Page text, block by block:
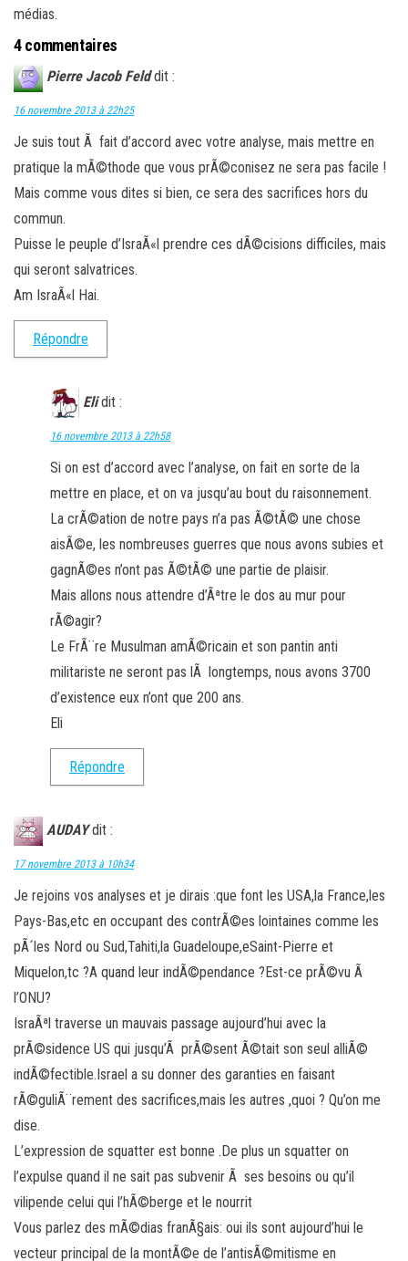
médias.
4 commentaires
Pierre Jacob Feld dit :
16 novembre 2013 à 22h25
Je suis tout Ã fait d’accord avec votre analyse, mais mettre en
pratique la mÃ©thode que vous prÃ©conisez ne sera pas facile !
Mais comme vous dites si bien, ce sera des sacrifices hors du
commun.
Puisse le peuple d’IsraÃ«l prendre ces dÃ©cisions difficiles, mais
qui seront salvatrices.
Am IsraÃ«l Hai.
Répondre
Eli dit :
16 novembre 2013 à 22h58
Si on est d’accord avec l’analyse, on fait en sorte de la
mettre en place, et on va jusqu’au bout du raisonnement.
La crÃ©ation de notre pays n’a pas Ã©tÃ© une chose
aisÃ©e, les nombreuses guerres que nous avons subies et
gagnÃ©es n’ont pas Ã©tÃ© une partie de plaisir.
Mais allons nous attendre d’Ãªtre le dos au mur pour
rÃ©agir?
Le FrÃ¨re Musulman amÃ©ricain et son pantin anti
militariste ne seront pas lÃ longtemps, nous avons 3700
d’existence eux n’ont que 200 ans.
Eli
Répondre
AUDAY dit :
17 novembre 2013 à 10h34
Je rejoins vos analyses et je dirais :que font les USA,la France,les
Pays-Bas,etc en occupant des contrÃ©es lointaines comme les
pÃ´les Nord ou Sud,Tahiti,la Guadeloupe,eSaint-Pierre et
Miquelon,tc ?A quand leur indÃ©pendance ?Est-ce prÃ©vu Ã
l’ONU?
IsraÃªl traverse un mauvais passage aujourd’hui avec la
prÃ©sidence US qui jusqu’Ã prÃ©sent Ã©tait son seul alliÃ©
indÃ©fectible.Israel a su donner des garanties en faisant
rÃ©guliÃ¨rement des sacrifices,mais les autres ,quoi ? Qu’on me
dise.
L’expression de squatter est bonne .De plus un squatter on
l’expulse quand il ne sait pas subvenir Ã ses besoins ou qu’il
vilipende celui qui l’hÃ©berge et le nourrit
Vous parlez des mÃ©dias franÃ§ais: oui ils sont aujourd’hui le
vecteur principal de la montÃ©e de l’antisÃ©mitisme en